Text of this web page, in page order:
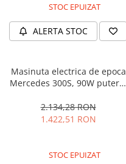
STOC EPUIZAT
ALERTA STOC
Masinuta electrica de epoca
Mercedes 300S, 90W putere,
2.134,28 RON
1.422,51 RON
STOC EPUIZAT